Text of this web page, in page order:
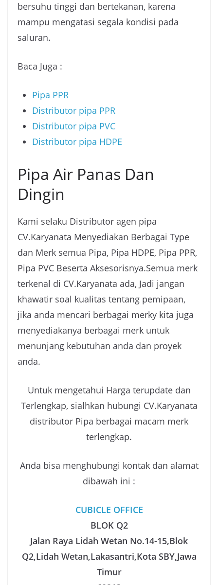
bersuhu tinggi dan bertekanan, karena
mampu mengatasi segala kondisi pada
saluran.
Baca Juga :
Pipa PPR
Distributor pipa PPR
Distributor pipa PVC
Distributor pipa HDPE
Pipa Air Panas Dan
Dingin
Kami selaku Distributor agen pipa
CV.Karyanata Menyediakan Berbagai Type
dan Merk semua Pipa, Pipa HDPE, Pipa PPR,
Pipa PVC Beserta Aksesorisnya.Semua merk
terkenal di CV.Karyanata ada, Jadi jangan
khawatir soal kualitas tentang pemipaan,
jika anda mencari berbagai merky kita juga
menyediakanya berbagai merk untuk
menunjang kebutuhan anda dan proyek
anda.
Untuk mengetahui Harga terupdate dan
Terlengkap, sialhkan hubungi CV.Karyanata
distributor Pipa berbagai macam merk
terlengkap.
Anda bisa menghubungi kontak dan alamat
dibawah ini :
CUBICLE OFFICE
BLOK Q2
Jalan Raya Lidah Wetan No.14-15,Blok
Q2,Lidah Wetan,Lakasantri,Kota SBY,Jawa
Timur